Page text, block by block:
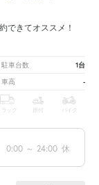
できてオススメ！
駐車台数 1台
車高 -
ラック 原付 バイク
0:00 ～ 24:00 休